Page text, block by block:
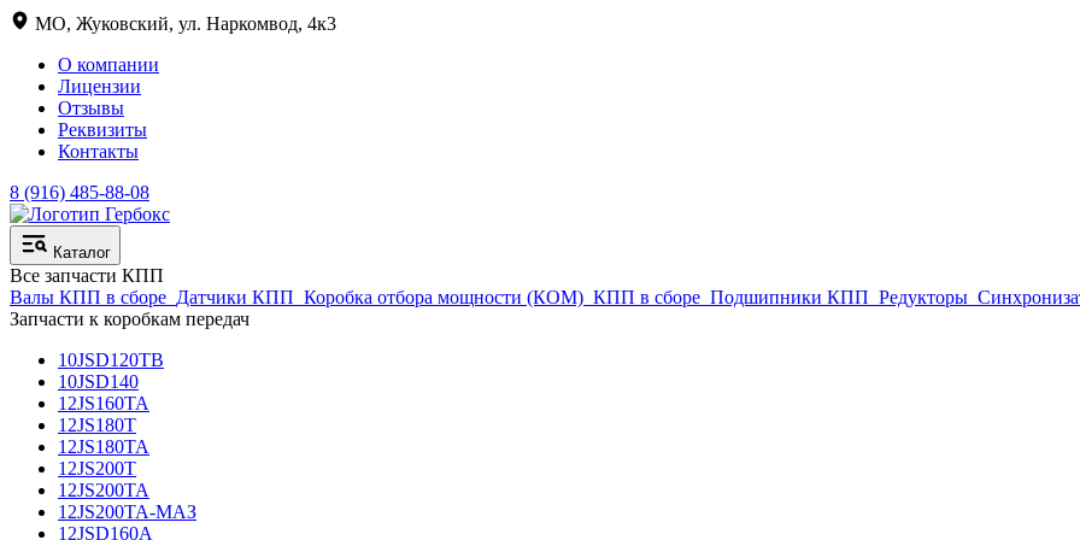
МО, Жуковский, ул. Наркомвод, 4к3
О компании
Лицензии
Отзывы
Реквизиты
Контакты
8 (916) 485-88-08
Каталог
Все запчасти КПП
Валы КПП в сборе Датчики КПП Коробка отбора мощности (КОМ) КПП в сборе Подшипники КПП Редукторы
Запчасти к коробкам передач
10JSD120TB
10JSD140
12JS160TA
12JS180T
12JS180TA
12JS200T
12JS200TA
12JS200TA-МАЗ
12JSD160A